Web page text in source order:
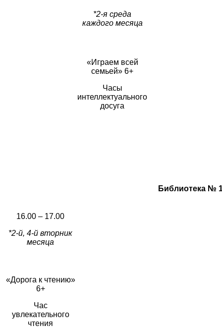
*2-я среда
каждого месяца
«Играем всей
семьей» 6+
Часы
интеллектуального
досуга
Библиотека №
16.00 – 17.00
*2-й, 4-й вторник
месяца
«Дорога к чтению»
6+
Час
увлекательного
чтения